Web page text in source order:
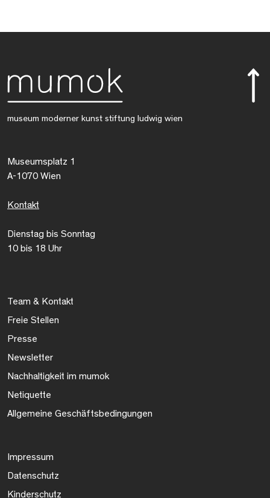
museum moderner kunst stiftung ludwig wien
Museumsplatz 1
A-1070 Wien
Kontakt
Dienstag bis Sonntag
10 bis 18 Uhr
Team & Kontakt
Freie Stellen
Presse
Newsletter
Nachhaltigkeit im mumok
Netiquette
Allgemeine Geschäftsbedingungen
Impressum
Datenschutz
Kinderschutz